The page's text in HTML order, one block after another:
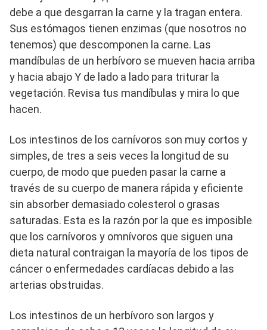
debe a que desgarran la carne y la tragan entera.
Sus estómagos tienen enzimas (que nosotros no
tenemos) que descomponen la carne. Las
mandíbulas de un herbívoro se mueven hacia arriba
y hacia abajo Y de lado a lado para triturar la
vegetación. Revisa tus mandíbulas y mira lo que
hacen.
Los intestinos de los carnívoros son muy cortos y
simples, de tres a seis veces la longitud de su
cuerpo, de modo que pueden pasar la carne a
través de su cuerpo de manera rápida y eficiente
sin absorber demasiado colesterol o grasas
saturadas. Esta es la razón por la que es imposible
que los carnívoros y omnívoros que siguen una
dieta natural contraigan la mayoría de los tipos de
cáncer o enfermedades cardíacas debido a las
arterias obstruidas.
Los intestinos de un herbívoro son largos y